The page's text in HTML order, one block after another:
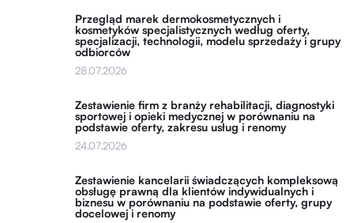
Przegląd marek dermokosmetycznych i
kosmetyków specjalistycznych według oferty,
specjalizacji, technologii, modelu sprzedaży i grupy
odbiorców
28.07.2026
Zestawienie firm z branży rehabilitacji, diagnostyki
sportowej i opieki medycznej w porównaniu na
podstawie oferty, zakresu usług i renomy
24.07.2026
Zestawienie kancelarii świadczących kompleksową
obsługę prawną dla klientów indywidualnych i
biznesu w porównaniu na podstawie oferty, grupy
docelowej i renomy